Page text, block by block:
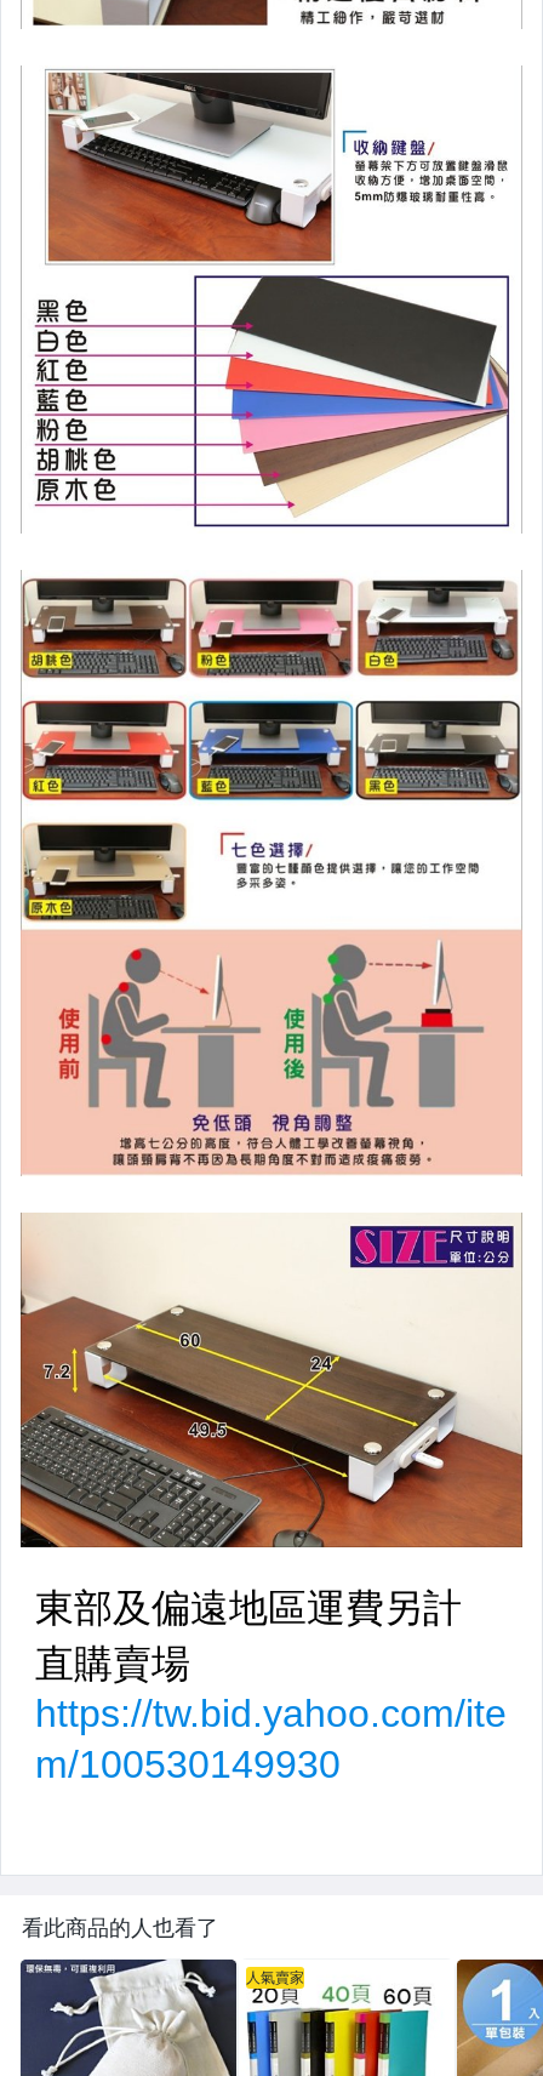
看此商品的人也看了
人氣賣家